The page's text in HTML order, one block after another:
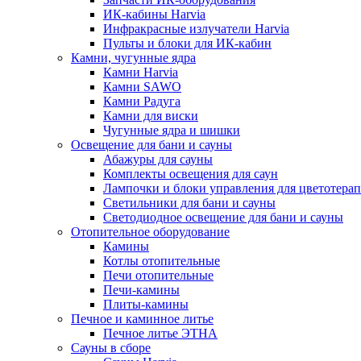
ИК-кабины Harvia
Инфракрасные излучатели Harvia
Пульты и блоки для ИК-кабин
Камни, чугунные ядра
Камни Harvia
Камни SAWO
Камни Радуга
Камни для виски
Чугунные ядра и шишки
Освещение для бани и сауны
Абажуры для сауны
Комплекты освещения для саун
Лампочки и блоки управления для
Светильники для бани и сауны
Светодиодное освещение для бани и сауны
Отопительное оборудование
Камины
Котлы отопительные
Печи отопительные
Печи-камины
Плиты-камины
Печное и каминное литье
Печное литье ЭТНА
Сауны в сборе